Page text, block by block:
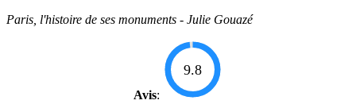
Paris, l'histoire de ses monuments - Julie Gouazé
Avis:
9.8